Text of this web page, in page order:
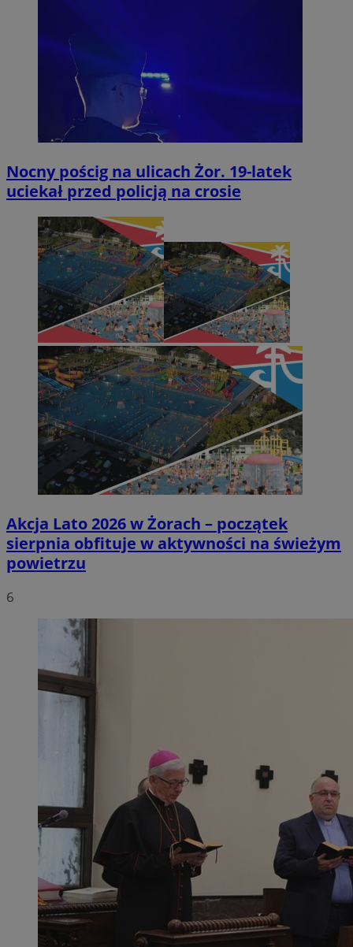
Nocny pościg na ulicach Żor. 19-latek
uciekał przed policją na crosie
Akcja Lato 2026 w Żorach – początek
sierpnia obfituje w aktywności na świeżym
powietrzu
6